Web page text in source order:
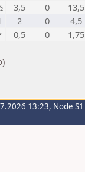
3,5 0 13,5
2 0 4,5
0,5 0 1,75
13:23, Node S1